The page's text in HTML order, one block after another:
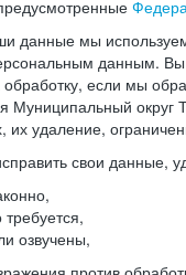
данные мы
данным.
обработку, если мы
Муниципальный
их удаление,
свои данные,
озвучены,